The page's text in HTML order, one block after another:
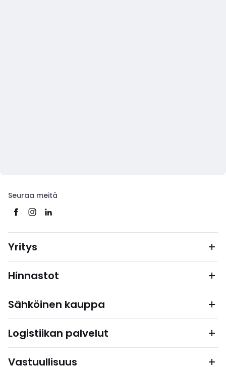
Seuraa meitä
Yritys
Hinnastot
Sähköinen kauppa
Logistiikan palvelut
Vastuullisuus